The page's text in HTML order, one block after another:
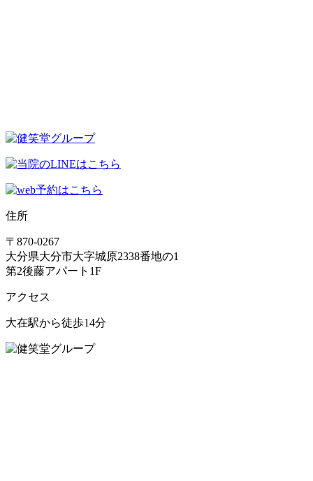
住所
〒870-0267
大分県大分市大字城原2338番地の1
第2後藤アパート1F
アクセス
大在駅から徒歩14分